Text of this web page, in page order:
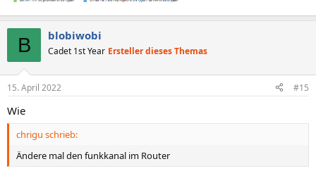
B blobiwobi
Cadet 1st Year Ersteller dieses Themas
15. April 2022 #15
Wie
chrigu schrieb:
Ändere mal den funkkanal im Router